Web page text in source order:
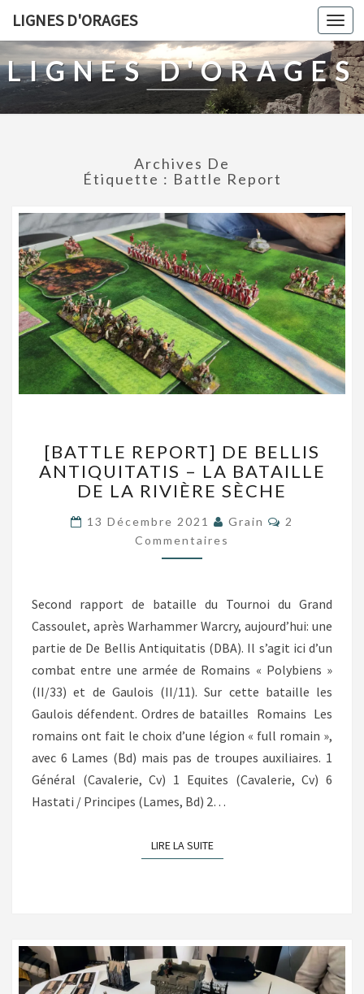
LIGNES D'ORAGES
LIGNES D'ORAGES
Archives De
Étiquette : Battle Report
REPORT]
DE
BELLIS
–
LA
BATAILLE
RIVIÈRE
SÈCHE
[BATTLE REPORT] DE BELLIS
ANTIQUITATIS – LA BATAILLE
DE LA RIVIÈRE SÈCHE
13 Décembre 2021 Grain
2
Commentaires
Second rapport de bataille du Tournoi du Grand
Cassoulet, après Warhammer Warcry, aujourd’hui: une
partie de De Bellis Antiquitatis (DBA). Il s’agit ici d’un
combat entre une armée de Romains « Polybiens »
(II/33) et de Gaulois (II/11). Sur cette bataille les
Gaulois défendent. Ordres de batailles Romains Les
romains ont fait le choix d’une légion « full romain »,
avec 6 Lames (Bd) mais pas de troupes auxiliaires. 1
Général (Cavalerie, Cv) 1 Equites (Cavalerie, Cv) 6
Hastati / Principes (Lames, Bd) 2…
LIRE LA SUITELIRE LA SUITE